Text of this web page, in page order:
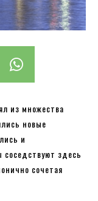
из множества
новые
и
здесь
сочетая